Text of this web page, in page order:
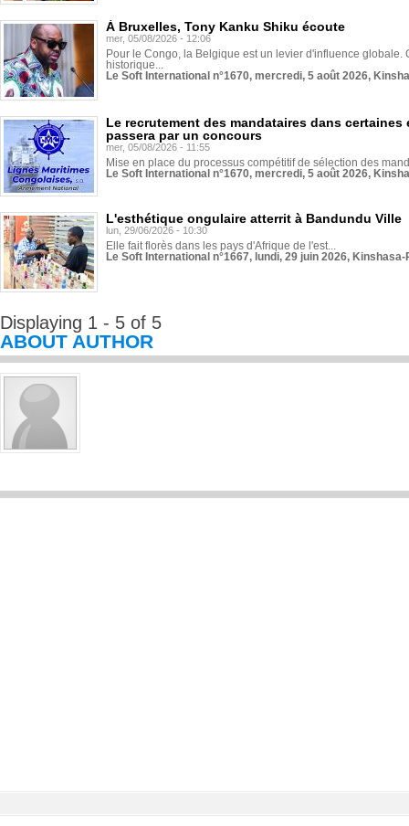
À Bruxelles, Tony Kanku Shiku écoute
mer, 05/08/2026 - 12:06
Pour le Congo, la Belgique est un levier d'influence globale.
historique...
Le Soft International n°1670, mercredi, 5 août 2026,
Le recrutement des mandataires dans
passera par un concours
mer, 05/08/2026 - 11:55
Mise en place du processus compétitif de sélection des
Le Soft International n°1670, mercredi, 5 août 2026,
L'esthétique ongulaire atterrit à Bandundu Ville
lun, 29/06/2026 - 10:30
Elle fait florès dans les pays d'Afrique de l'est...
Le Soft International n°1667, lundi, 29 juin 2026,
Displaying 1 - 5 of 5
ABOUT AUTHOR